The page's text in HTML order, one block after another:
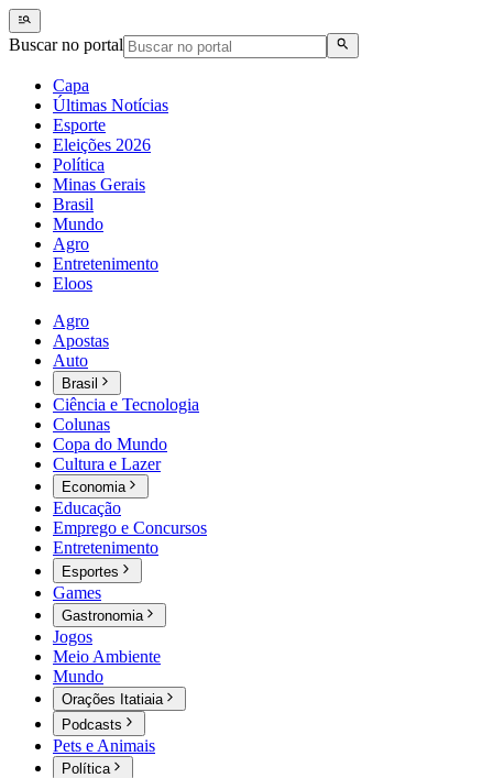
Buscar no portal
Capa
Últimas Notícias
Esporte
Eleições 2026
Política
Minas Gerais
Brasil
Mundo
Agro
Entretenimento
Eloos
Agro
Apostas
Auto
Brasil
Ciência e Tecnologia
Colunas
Copa do Mundo
Cultura e Lazer
Economia
Educação
Emprego e Concursos
Entretenimento
Esportes
Games
Gastronomia
Jogos
Meio Ambiente
Mundo
Orações Itatiaia
Podcasts
Pets e Animais
Política